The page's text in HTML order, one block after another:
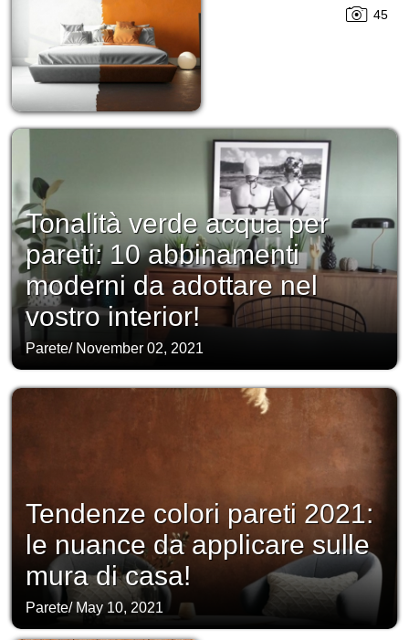
45
Tonalità verde acqua per
pareti: 10 abbinamenti
moderni da adottare nel
vostro interior!
Parete/ November 02, 2021
Tendenze colori pareti 2021:
le nuance da applicare sulle
mura di casa!
Parete/ May 10, 2021